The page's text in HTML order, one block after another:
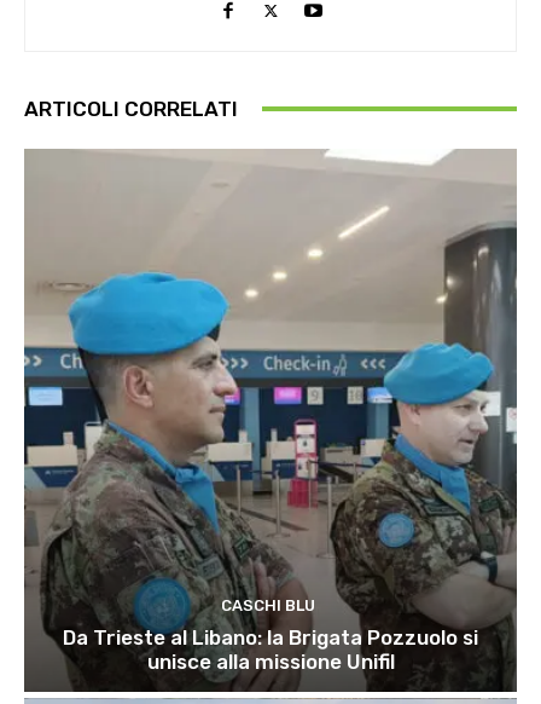
ARTICOLI CORRELATI
CASCHI BLU
Da Trieste al Libano: la Brigata Pozzuolo si
unisce alla missione Unifil